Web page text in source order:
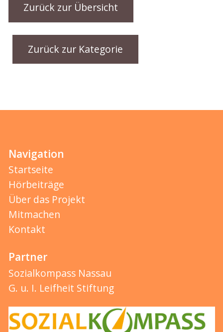
Zurück zur Übersicht
Zurück zur Kategorie
Navigation
Startseite
Hörbeiträge
Über das Projekt
Mitmachen
Kontakt
Partner
Sozialkompass Nassau
G. u. I. Leifheit Stiftung